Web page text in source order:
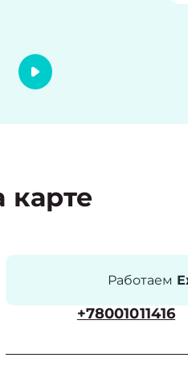
Работаем
+78001011416